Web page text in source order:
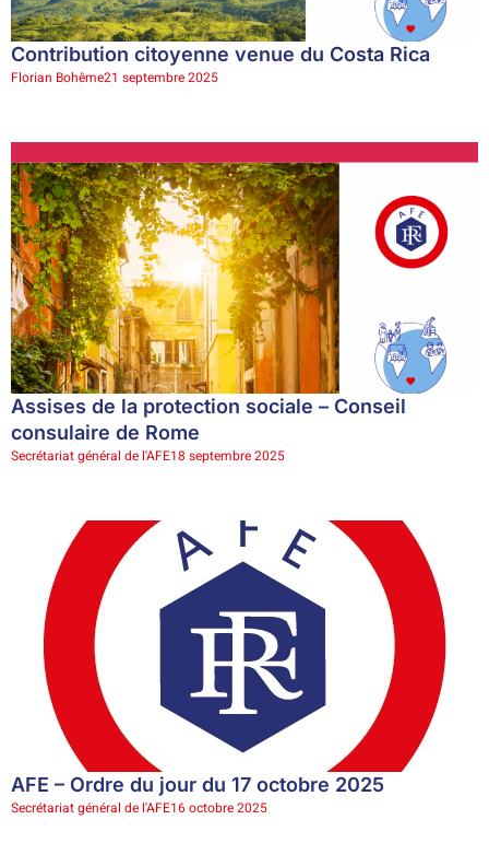
Contribution citoyenne venue du Costa Rica
Florian Bohême21 septembre 2025
Assises de la protection sociale – Conseil
consulaire de Rome
Secrétariat général de l'AFE18 septembre 2025
AFE – Ordre du jour du 17 octobre 2025
Secrétariat général de l'AFE16 octobre 2025